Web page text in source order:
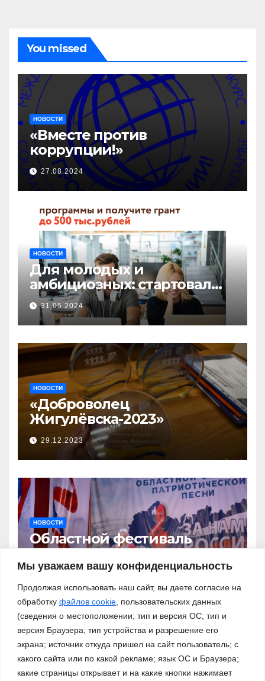
Мы уважаем вашу конфиденциальность
Продолжая использовать наш сайт, вы даете согласие на
обработку файлов cookie , пользовательских данных
(сведения о местоположении; тип и версия ОС; тип и
версия Браузера; тип устройства и разрешение его
экрана; источник откуда пришел на сайт пользователь; с
какого сайта или по какой рекламе; язык ОС и Браузера;
какие страницы открывает и на какие кнопки нажимает
You missed
НОВОСТИ
«Вместе против
коррупции!»
27.08.2024
НОВОСТИ
Для молодых и
амбициозных: стартовал
прием заявок на участие в
бизнес-акселераторе «Ты
предприниматель»
31.05.2024
НОВОСТИ
«Доброволец
Жигулёвска-2023»
29.12.2023
НОВОСТИ
Областной фестиваль
патриотической песни «За
нами – Россия!»